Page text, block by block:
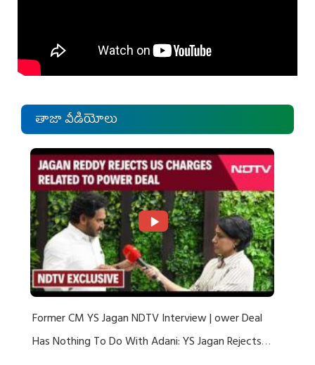
తాజా వీడియోలు
Former CM YS Jagan NDTV Interview | ower Deal
Has Nothing To Do With Adani: YS Jagan Rejects